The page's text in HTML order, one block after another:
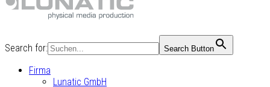
Search for: Search Button
Firma
Lunatic GmbH